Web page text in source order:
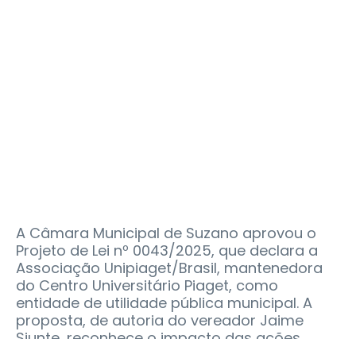
A Câmara Municipal de Suzano aprovou o
Projeto de Lei nº 0043/2025, que declara a
Associação Unipiaget/Brasil, mantenedora
do Centro Universitário Piaget, como
entidade de utilidade pública municipal. A
proposta, de autoria do vereador Jaime